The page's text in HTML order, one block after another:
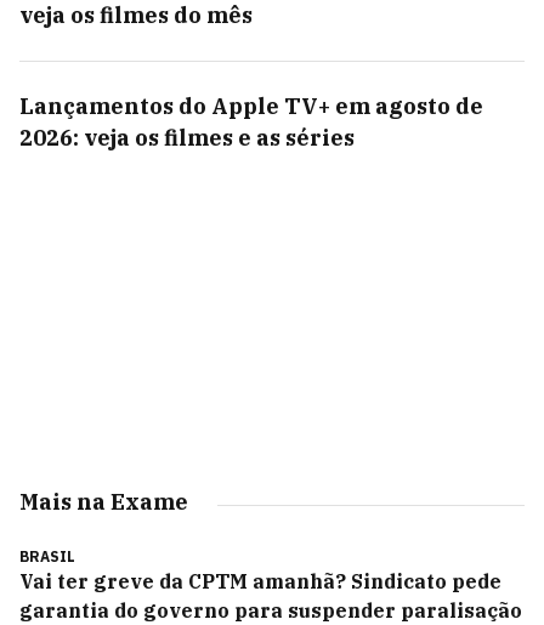
veja os filmes do mês
Lançamentos do Apple TV+ em agosto de
2026: veja os filmes e as séries
Mais na Exame
BRASIL
Vai ter greve da CPTM amanhã? Sindicato pede
garantia do governo para suspender paralisação